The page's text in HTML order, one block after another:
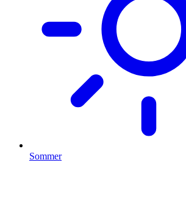
Sommer